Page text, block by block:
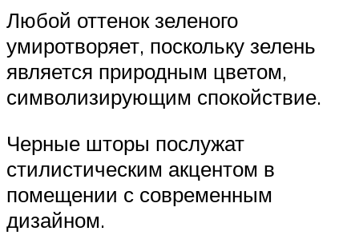
Любой оттенок зеленого
умиротворяет, поскольку зелень
является природным цветом,
символизирующим спокойствие.
Черные шторы послужат
стилистическим акцентом в
помещении с современным
дизайном.